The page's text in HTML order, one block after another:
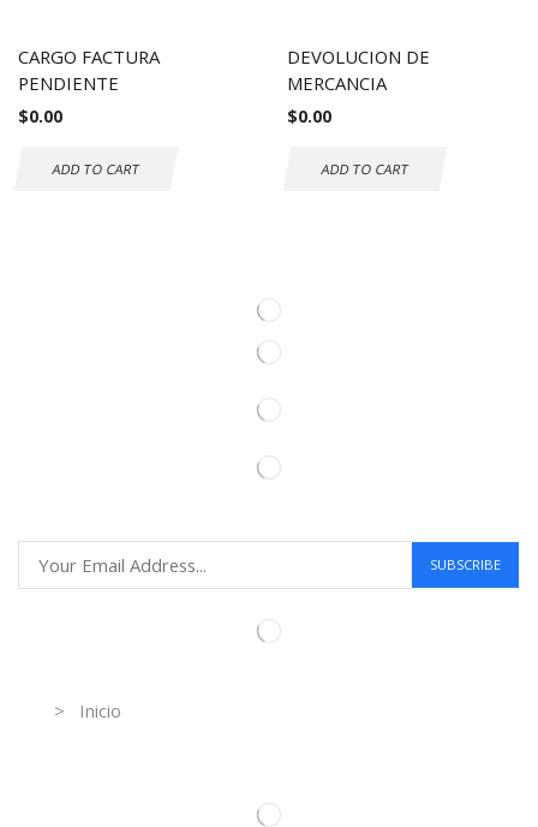
CARGO FACTURA
PENDIENTE
$0.00
ADD TO CART
DEVOLUCION DE
MERCANCIA
$0.00
ADD TO CART
> Inicio